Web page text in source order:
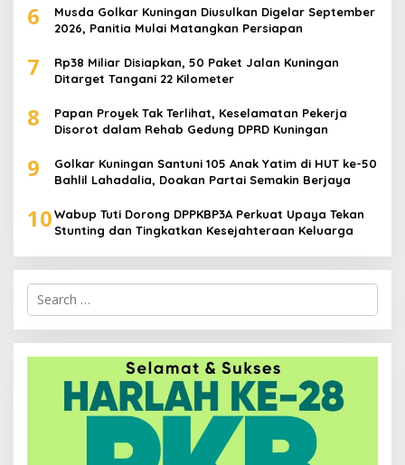
6
Musda Golkar Kuningan Diusulkan Digelar September
2026, Panitia Mulai Matangkan Persiapan
7
Rp38 Miliar Disiapkan, 50 Paket Jalan Kuningan
Ditarget Tangani 22 Kilometer
8
Papan Proyek Tak Terlihat, Keselamatan Pekerja
Disorot dalam Rehab Gedung DPRD Kuningan
9
Golkar Kuningan Santuni 105 Anak Yatim di HUT ke-50
Bahlil Lahadalia, Doakan Partai Semakin Berjaya
10Wabup Tuti Dorong DPPKBP3A Perkuat Upaya Tekan
Stunting dan Tingkatkan Kesejahteraan Keluarga
Search
for: